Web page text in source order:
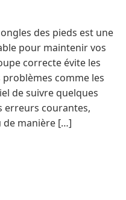
des pieds est une
pour maintenir vos
correcte évite les
comme les
de suivre quelques
erreurs courantes,
manière […]